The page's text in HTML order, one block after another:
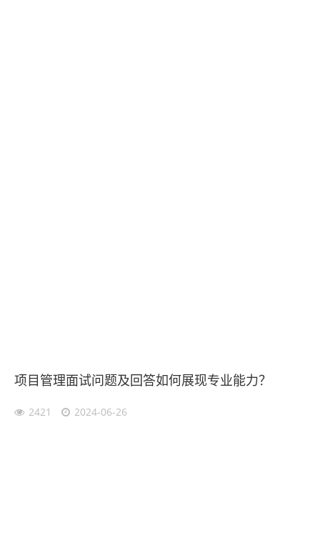
项目管理面试问题及回答如何展现专业能力？
2421 2024-06-26